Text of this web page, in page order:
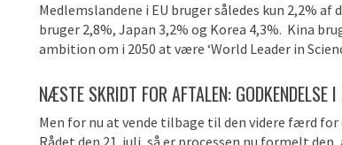
Medlemslandene i EU bruger således kun 2,2%
bruger 2,8%, Japan 3,2% og Korea 4,3%. Kina
ambition om i 2050 at være ‘World Leader in
NÆSTE SKRIDT FOR AFTALEN: GODKENDELSE
Men for nu at vende tilbage til den videre færd
Rådet den 21. juli, så er processen nu formelt